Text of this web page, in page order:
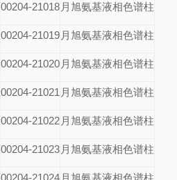
00204-21018 月旭氨基液相色谱柱
00204-21019 月旭氨基液相色谱柱
00204-21020 月旭氨基液相色谱柱
00204-21021 月旭氨基液相色谱柱
00204-21022 月旭氨基液相色谱柱
00204-21023 月旭氨基液相色谱柱
00204-21024 月旭氨基液相色谱柱